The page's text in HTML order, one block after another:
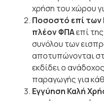
χρήση του χώρου
Ποσοστό επί των
πλέον ΦΠΑεπί
συνόλου των
αποτυπώνονται
εκδίδει ο
παραγωγής για
Εγγύηση Καλή